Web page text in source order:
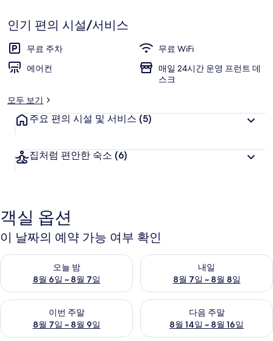
기
인기 편의 시설/서비스
무료 주차
무료 WiFi
에어컨
매일 24시간 운영 프런트 데
스크
모두 보기
주요 편의 시설 및 서비스 (5)
집처럼 편안한 숙소 (6)
객실 옵션
이 날짜의 예약 가능 여부 확인
오늘 밤
8월 6일 ~ 8월 7일
오늘 밤 예약 가능 여부 확인, 8월 6일 ~ 8월 7일
내일
8월 7일 ~ 8월 8일
내일 예약 가능 여부 확인, 8월
이번 주말
8월 7일 ~ 8월 9일
이번 주말 예약 가능 여부 확인, 8월 7일 ~ 8월 9일
다음 주말
8월 14일 ~ 8월 16일
다음 주말 예약 가능 여부 확인,